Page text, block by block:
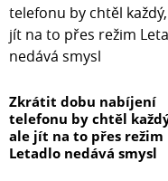
Zkrátit dobu nabíjení
telefonu by chtěl
ale jít na to přes režim
Letadlo nedává smysl